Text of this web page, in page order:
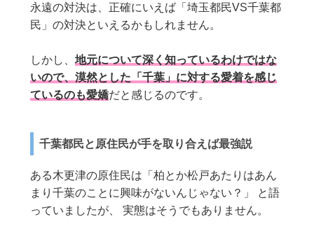
永遠の対決は、正確にいえば「埼玉都民VS千葉都
民」の対決といえるかもしれません。
しかし、地元について深く知っているわけではな
いので、漠然とした「千葉」に対する愛着を感じ
ているのも愛嬌だと感じるのです。
千葉都民と原住民が手を取り合えば最強説
ある木更津の原住民は「柏とか松戸あたりはあん
まり千葉のことに興味がないんじゃない？」 と語
っていましたが、 実態はそうでもありません。